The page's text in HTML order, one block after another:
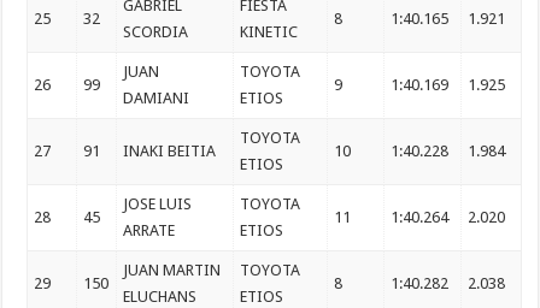
25 32
GABRIEL
SCORDIA
FIESTA
KINETIC
8 1:40.165 1.921
26 99
JUAN
DAMIANI
TOYOTA
ETIOS
9 1:40.169 1.925
27 91 INAKI BEITIA
TOYOTA
ETIOS
10 1:40.228 1.984
28 45
JOSE LUIS
ARRATE
TOYOTA
ETIOS
11 1:40.264 2.020
29 150
JUAN MARTIN
ELUCHANS
TOYOTA
ETIOS
8 1:40.282 2.038